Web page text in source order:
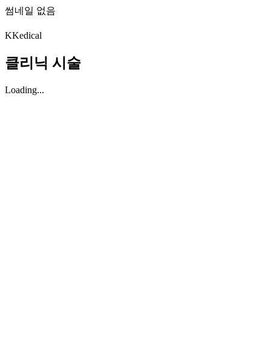
썸네일 없음
KKedical
클리닉 시술
Loading...